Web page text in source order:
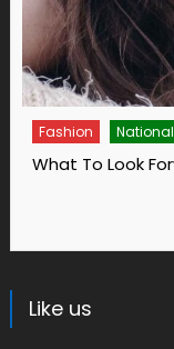
Like us